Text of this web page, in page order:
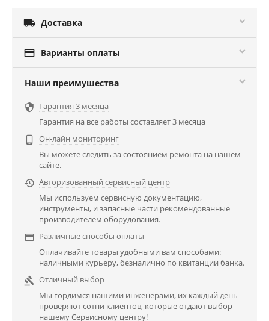
 Доставка
 Варианты оплаты
Наши преимушества
 Гарантия 3 месяца
Гарантия на все работы составляет 3 месяца

Он-лайн мониторинг
Вы можете следить за состоянием ремонта на нашем
сайте.
 Авторизованный сервисный центр
Мы используем сервисную документацию,
инструменты, и запасные части рекомендованные
производителем оборудования.
 Различные способы оплаты
Оплачивайте товары удобными вам способами:
наличными курьеру, безналично по квитанции банка.
 Отличный выбор
Мы гордимся нашими инженерами, их каждый день
проверяют сотни клиентов, которые отдают выбор
нашему Сервисному центру!